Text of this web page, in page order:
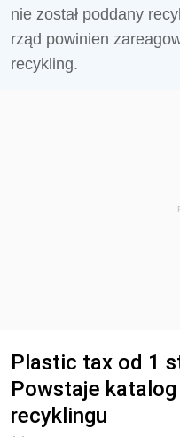
nie został poddany
rząd powinien
recykling.
Plastic tax od 1
Powstaje
recyklingu